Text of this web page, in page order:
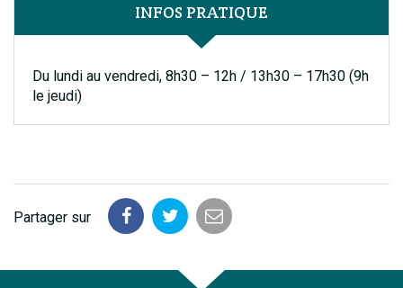
INFOS PRATIQUE
Du lundi au vendredi, 8h30 – 12h / 13h30 – 17h30 (9h
le jeudi)
Partager sur
Partager
Facebook
Partager
Twitter
Partager
email